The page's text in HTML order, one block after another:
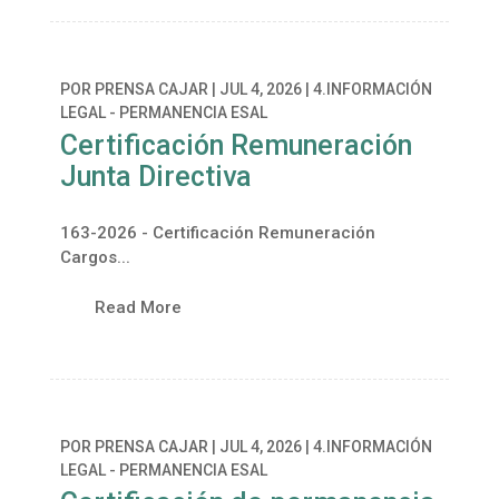
POR PRENSA CAJAR JUL 4, 2026| 4.INFORMACIÓN
LEGAL - PERMANENCIA ESAL
Certificación Remuneración
Junta Directiva
163-2026 - Certificación Remuneración
Cargos...
Read More
POR PRENSA CAJAR JUL 4, 2026| 4.INFORMACIÓN
LEGAL - PERMANENCIA ESAL